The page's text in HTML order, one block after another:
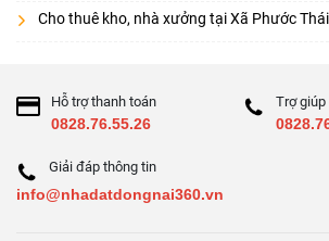
Cho thuê kho, nhà xưởng tại Xã Phước Thái
Hỗ trợ thanh toán
0828.76.55.26
Trợ
Giải đáp thông tin
info@nhadatdongnai360.vn